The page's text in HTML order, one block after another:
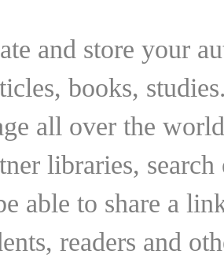
and store your
books,
all over the
libraries,
able to share a
readers and